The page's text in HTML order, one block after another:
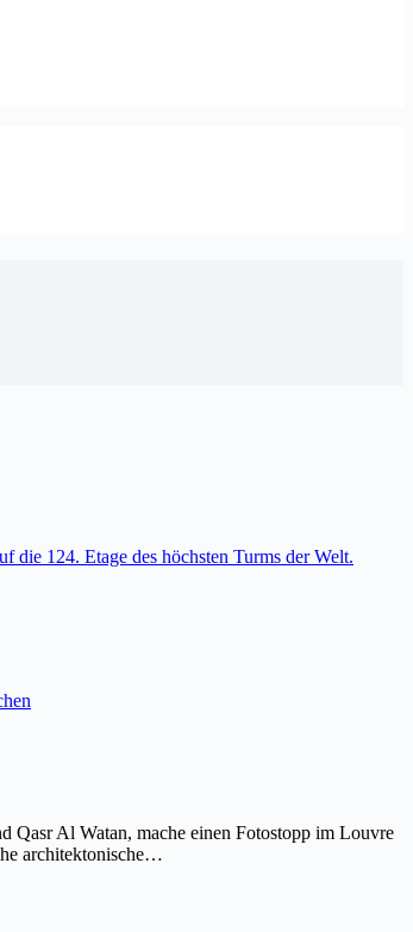
124. Etage des höchsten Turms der Welt.
Qasr Al Watan, mache einen Fotostopp im Louvre
architektonische…